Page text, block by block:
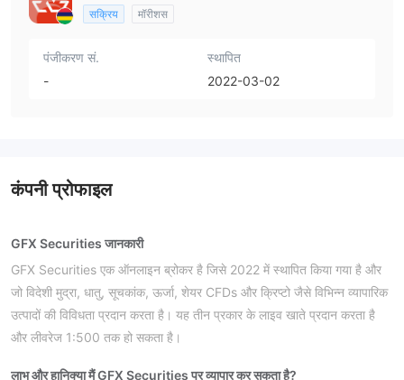
सक्रिय मॉरीशस
पंजीकरण सं.
-
स्थापित
2022-03-02
कंपनी प्रोफाइल
GFX Securities जानकारी
GFX Securities एक ऑनलाइन ब्रोकर है जिसे 2022 में स्थापित किया गया है और
जो विदेशी मुद्रा, धातु, सूचकांक, ऊर्जा, शेयर CFDs और क्रिप्टो जैसे विभिन्न व्यापारिक
उत्पादों की विविधता प्रदान करता है। यह तीन प्रकार के लाइव खाते प्रदान करता है
और लीवरेज 1:500 तक हो सकता है।
लाभ और हानिक्या मैं GFX Securities पर व्यापार कर सकता है?